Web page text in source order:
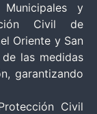
y
Civil de
Oriente y San
las medidas
garantizando
Civil